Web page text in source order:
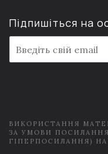
Підпишіться на
m
a
ВИКОРИСТАННЯ
ЗА УМОВИ
ГІПЕРПОСИЛАННЯ) НА